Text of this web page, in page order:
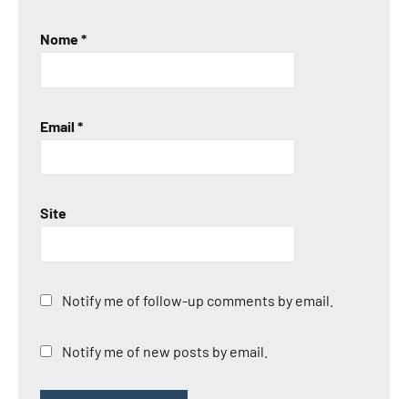
Nome*
Email *
Site
Notify me of follow-up comments by email.
Notify me of new posts by email.